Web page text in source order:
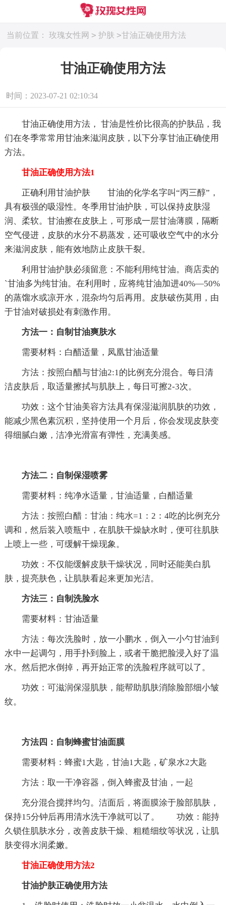
当前位置： 玫瑰女性网 > 护肤 >甘油正确使用方法
甘油正确使用方法
时间：2023-07-21 02:10:34
甘油正确使用方法， 甘油是性价比很高的护肤品，我
们在冬季常常用甘油来滋润皮肤，以下分享甘油正确使用
方法。
甘油正确使用方法1
正确利用甘油护肤 甘油的化学名字叫“丙三醇”，
具有极强的吸湿性。冬季用甘油护肤，可以保持皮肤湿
润、柔软。甘油擦在皮肤上，可形成一层甘油薄膜，隔断
空气侵进，皮肤的水分不易蒸发，还可吸收空气中的水分
来滋润皮肤，能有效地防止皮肤干裂。
利用甘油护肤必须留意：不能利用纯甘油。商店卖的
`甘油多为纯甘油。在利用时，应将纯甘油加进40%—50%
的蒸馏水或凉开水，混杂均匀后再用。皮肤破伤莫用，由
于甘油对破损处有刺激作用。
方法一：自制甘油爽肤水
需要材料：白醋适量，凤凰甘油适量
方法：按照白醋与甘油2:1的比例充分混合。每日清
洁皮肤后，取适量擦拭与肌肤上，每日可擦2-3次。
功效：这个甘油美容方法具有保湿滋润肌肤的功效，
能减少黑色素沉积，坚持使用一个月后，你会发现皮肤变
得细腻白嫩，洁净光滑富有弹性，充满美感。
方法二：自制保湿喷雾
需要材料：纯净水适量，甘油适量，白醋适量
方法：按照白醋：甘油：纯水=1：2：4吃的比例充分
调和，然后装入喷瓶中，在肌肤干燥缺水时，便可往肌肤
上喷上一些，可缓解干燥现象。
功效：不仅能缓解皮肤干燥状况，同时还能美白肌
肤，提亮肤色，让肌肤看起来更加光洁。
方法三：自制洗脸水
需要材料：甘油适量
方法：每次洗脸时，放一小鹏水，倒入一小勺甘油到
水中一起调匀，用手扑到脸上，或者干脆把脸浸入好了温
水。然后把水倒掉，再开始正常的洗脸程序就可以了。
功效：可滋润保湿肌肤，能帮助肌肤消除脸部细小皱
纹。
方法四：自制蜂蜜甘油面膜
需要材料：蜂蜜1大匙，甘油1大匙，矿泉水2大匙
方法：取一干净容器，倒入蜂蜜及甘油，一起
充分混合搅拌均匀。洁面后，将面膜涂于脸部肌肤，
保持15分钟后再用清水洗干净就可以了。 功效：能持
久锁住肌肤水分，改善皮肤干燥、粗糙细纹等状况，让肌
肤变得水润柔嫩。
甘油正确使用方法2
甘油护肤正确使用方法